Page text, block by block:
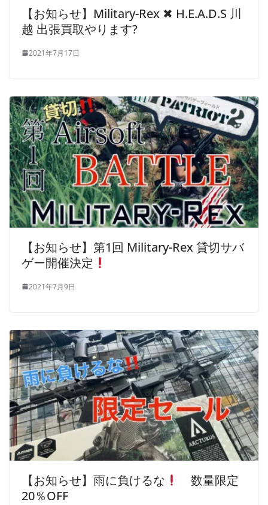
【お知らせ】Military-Rex ✖ H.E.A.D.S 川
越 出張買取やります?
2021年7月17日
【お知らせ】第1回 Military-Rex 貸切サバ
ゲー開催決定
2021年7月9日
【お知らせ】雨に負けるな
数量限定
20％OFF